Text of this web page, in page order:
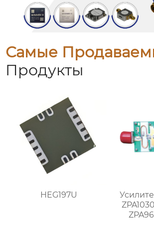
Самые
Продукты
HEG197U